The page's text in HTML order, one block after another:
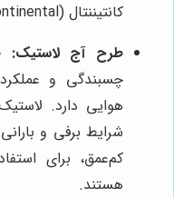
کانتیننتال (Continental) و نوکیان (Nokian).
طرح آج لاستیک:
چسبندگی و
هوایی دارد.
شرایط برفی و
کم‌عمق، برای
هستند.